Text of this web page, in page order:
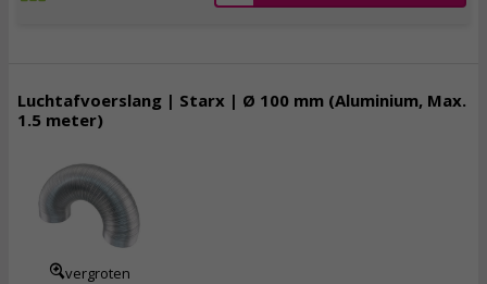
Luchtafvoerslang | Starx | Ø 100 mm (Aluminium, Max.
1.5 meter)
vergroten